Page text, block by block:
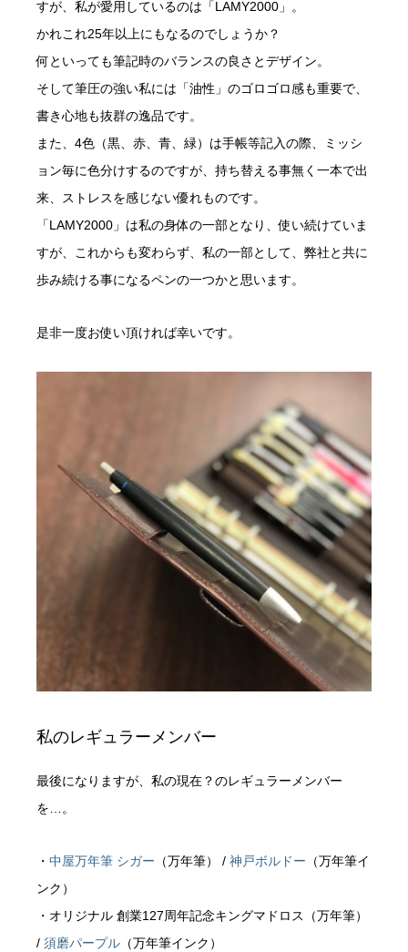
すが、私が愛用しているのは「LAMY2000」。
かれこれ25年以上にもなるのでしょうか？
何といっても筆記時のバランスの良さとデザイン。
そして筆圧の強い私には「油性」のゴロゴロ感も重要で、
書き心地も抜群の逸品です。
また、4色（黒、赤、青、緑）は手帳等記入の際、ミッシ
ョン毎に色分けするのですが、持ち替える事無く一本で出
来、ストレスを感じない優れものです。
「LAMY2000」は私の身体の一部となり、使い続けていま
すが、これからも変わらず、私の一部として、弊社と共に
歩み続ける事になるペンの一つかと思います。
是非一度お使い頂ければ幸いです。
私のレギュラーメンバー
最後になりますが、私の現在？のレギュラーメンバー
を…。
・ 中屋万年筆 シガー （万年筆） / 神戸ボルドー （万年筆イ
ンク）
・オリジナル 創業127周年記念キングマドロス（万年筆）
/ 須磨パープル （万年筆インク）